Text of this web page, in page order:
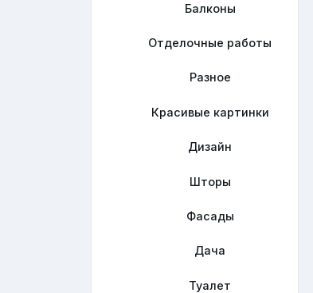
Балконы
Отделочные работы
Разное
Красивые картинки
Дизайн
Шторы
Фасады
Дача
Туалет